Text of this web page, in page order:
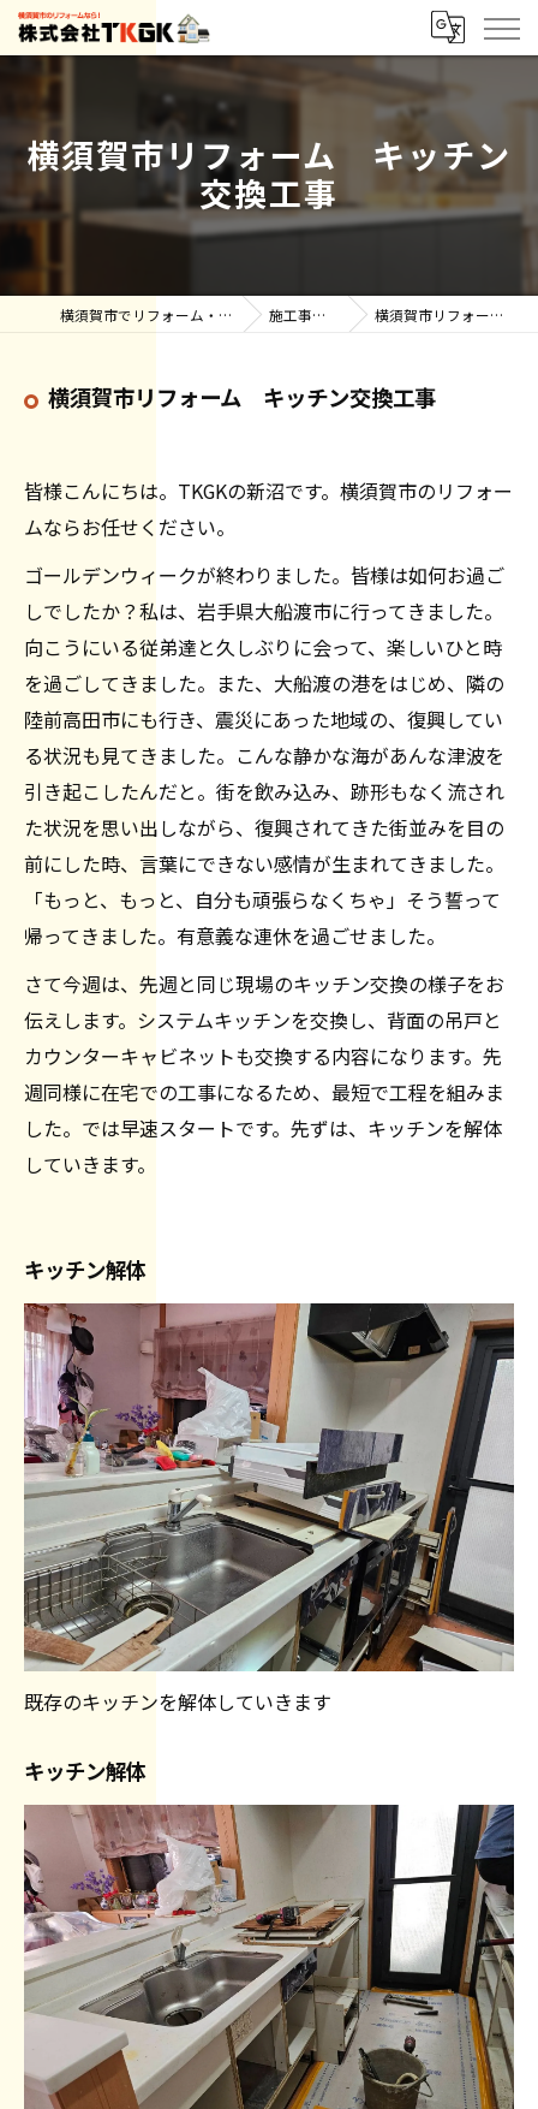
横須賀市リフォーム キッチン
交換工事
横須賀市でリフォーム・雨漏りなら株式会社TKGK 施工事例【ブログ】 横須賀市リフォーム キッチン交換工事
横須賀市リフォーム キッチン交換工事
皆様こんにちは。TKGKの新沼です。横須賀市のリフォー
ムならお任せください。
ゴールデンウィークが終わりました。皆様は如何お過ご
しでしたか？私は、岩手県大船渡市に行ってきました。
向こうにいる従弟達と久しぶりに会って、楽しいひと時
を過ごしてきました。また、大船渡の港をはじめ、隣の
陸前高田市にも行き、震災にあった地域の、復興してい
る状況も見てきました。こんな静かな海があんな津波を
引き起こしたんだと。街を飲み込み、跡形もなく流され
た状況を思い出しながら、復興されてきた街並みを目の
前にした時、言葉にできない感情が生まれてきました。
「もっと、もっと、自分も頑張らなくちゃ」そう誓って
帰ってきました。有意義な連休を過ごせました。
さて今週は、先週と同じ現場のキッチン交換の様子をお
伝えします。システムキッチンを交換し、背面の吊戸と
カウンターキャビネットも交換する内容になります。先
週同様に在宅での工事になるため、最短で工程を組みま
した。では早速スタートです。先ずは、キッチンを解体
していきます。
キッチン解体
既存のキッチンを解体していきます
キッチン解体